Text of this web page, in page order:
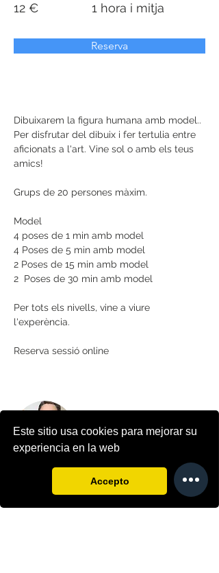
Este sitio usa cookies para mejorar su
experiencia en la web
Accepto
12 € 1 hora i mitja
Reserva
Dibuixarem la figura humana amb model..
Per disfrutar del dibuix i fer tertulia entre
aficionats a l'art. Vine sol o amb els teus
amics!
Grups de 20 persones màxim.
Model
4 poses de 1 min amb model
4 Poses de 5 min amb model
2 Poses de 15 min amb model
2  Poses de 30 min amb model
Per tots els nivells, vine a viure
l'experència.
Reserva sessió online
De jove vaig estudiar disseny gràfic i vaig